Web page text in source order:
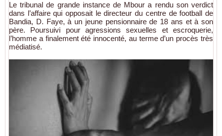
Le tribunal de grande instance de Mbour a rendu son verdict
dans l’affaire qui opposait le directeur du centre de football de
Bandia, D. Faye, à un jeune pensionnaire de 18 ans et à son
père. Poursuivi pour agressions sexuelles et escroquerie,
l’homme a finalement été innocenté, au terme d’un procès très
médiatisé.